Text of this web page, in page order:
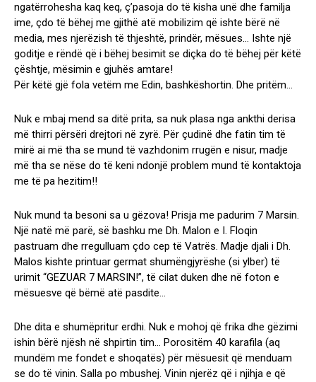
ngatërrohesha kaq keq, ç’pasoja do të kisha unë dhe familja
ime, çdo të bëhej me gjithë atë mobilizim që ishte bërë në
media, mes njerëzish të thjeshtë, prindër, mësues… Ishte një
goditje e rëndë që i bëhej besimit se diçka do të bëhej për këtë
çështje, mësimin e gjuhës amtare!
Për këtë gjë fola vetëm me Edin, bashkëshortin. Dhe pritëm…
Nuk e mbaj mend sa ditë prita, sa nuk plasa nga ankthi derisa
më thirri përsëri drejtori në zyrë. Për çudinë dhe fatin tim të
mirë ai më tha se mund të vazhdonim rrugën e nisur, madje
më tha se nëse do të keni ndonjë problem mund të kontaktoja
me të pa hezitim!!
Nuk mund ta besoni sa u gëzova! Prisja me padurim 7 Marsin.
Një natë më parë, së bashku me Dh. Malon e I. Floqin
pastruam dhe rregulluam çdo cep të Vatrës. Madje djali i Dh.
Malos kishte printuar germat shumëngjyrëshe (si ylber) të
urimit “GEZUAR 7 MARSIN!”, të cilat duken dhe në foton e
mësuesve që bëmë atë pasdite…
Dhe dita e shumëpritur erdhi. Nuk e mohoj që frika dhe gëzimi
ishin bërë njësh në shpirtin tim… Porositëm 40 karafila (aq
mundëm me fondet e shoqatës) për mësuesit që menduam
se do të vinin. Salla po mbushej. Vinin njerëz që i njihja e që